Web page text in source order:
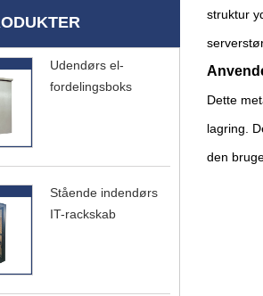
Udendørs el-
fordelingsboks
Stående indendørs
IT-rackskab
struktur
Dette
lagring.
den